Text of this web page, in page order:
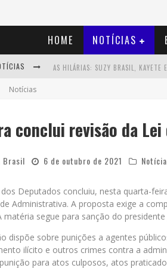
HOME NOTÍCIAS
Notícias
conclui revisão da
Brasil 6 de outubro de 2021
Deputados concluiu, nesta quarta-
Administrativa. A proposta exige a
matéria segue para sanção do
dispõe sobre punições a agentes
ilícito e outros crimes contra a
para atos culposos, atos